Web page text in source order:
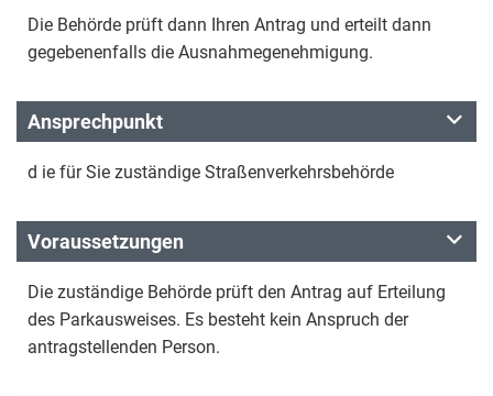
Die Behörde prüft dann Ihren Antrag und erteilt dann
gegebenenfalls die Ausnahmegenehmigung.
Ansprechpunkt
d ie für Sie zuständige Straßenverkehrsbehörde
Voraussetzungen
Die zuständige Behörde prüft den Antrag auf Erteilung
des Parkausweises. Es besteht kein Anspruch der
antragstellenden Person.